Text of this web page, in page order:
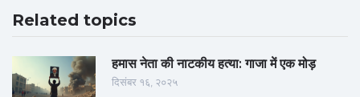
Related topics
हमास नेता की नाटकीय हत्या: गाजा में एक मोड़
दिसंबर १६, २०२५